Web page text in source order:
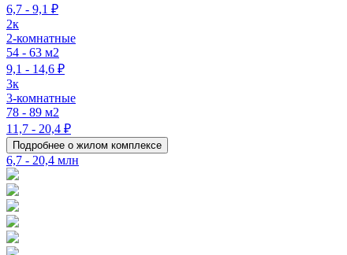
6,7 - 9,1 ₽
2к
2-комнатные
54 - 63 м2
9,1 - 14,6 ₽
3к
3-комнатные
78 - 89 м2
11,7 - 20,4 ₽
Подробнее о жилом комплексе
6,7 - 20,4 млн